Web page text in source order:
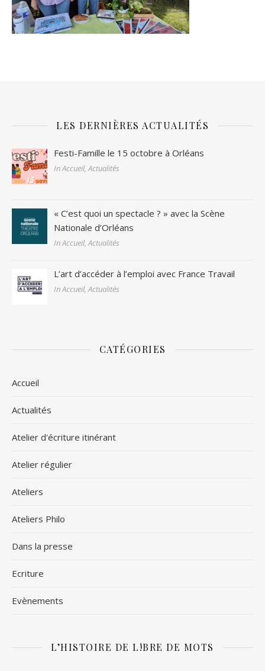
LES DERNIÈRES ACTUALITÉS
Festi-Famille le 15 octobre à Orléans
In Accueil, Actualités
« C’est quoi un spectacle ? » avec la Scène
Nationale d’Orléans
In Accueil, Actualités
L’art d’accéder à l’emploi avec France Travail
In Accueil, Actualités
CATÉGORIES
Accueil
Actualités
Atelier d'écriture itinérant
Atelier régulier
Ateliers
Ateliers Philo
Dans la presse
Ecriture
Evènements
L’HISTOIRE DE L!BRE DE MOTS